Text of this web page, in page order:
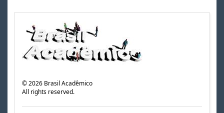
©2026 Brasil Acadêmico
All rights reserved.